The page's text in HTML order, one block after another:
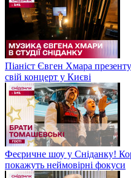
Піаніст Євген Хмара
свій концерт у Києві
Феєричне шоу у Сніданку!
покажуть неймовірні фокуси